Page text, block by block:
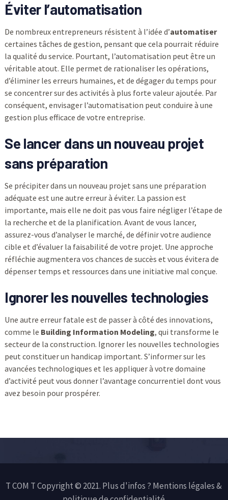
Éviter l’automatisation
De nombreux entrepreneurs résistent à l’idée d’automatiser
certaines tâches de gestion, pensant que cela pourrait réduire
la qualité du service. Pourtant, l’automatisation peut être un
véritable atout. Elle permet de rationaliser les opérations,
d’éliminer les erreurs humaines, et de dégager du temps pour
se concentrer sur des activités à plus forte valeur ajoutée. Par
conséquent, envisager l’automatisation peut conduire à une
gestion plus efficace de votre entreprise.
Se lancer dans un nouveau projet
sans préparation
Se précipiter dans un nouveau projet sans une préparation
adéquate est une autre erreur à éviter. La passion est
importante, mais elle ne doit pas vous faire négliger l’étape de
la recherche et de la planification. Avant de vous lancer,
assurez-vous d’analyser le marché, de définir votre audience
cible et d’évaluer la faisabilité de votre projet. Une approche
réfléchie augmentera vos chances de succès et vous évitera de
dépenser temps et ressources dans une initiative mal conçue.
Ignorer les nouvelles technologies
Une autre erreur fatale est de passer à côté des innovations,
comme le Building Information Modeling, qui transforme le
secteur de la construction. Ignorer les nouvelles technologies
peut constituer un handicap important. S’informer sur les
avancées technologiques et les appliquer à votre domaine
d’activité peut vous donner l’avantage concurrentiel dont vous
avez besoin pour prospérer.
T COM T Copyright © 2021. Plus d'infos ? Mentions légales &